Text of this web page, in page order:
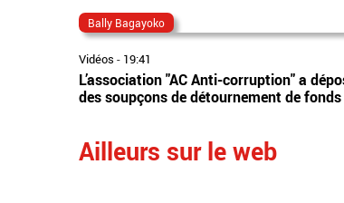
Bally Bagayoko
Vidéos - 19:41
L’association "AC Anti-corruption" a
des soupçons de détournement de
Ailleurs sur le web